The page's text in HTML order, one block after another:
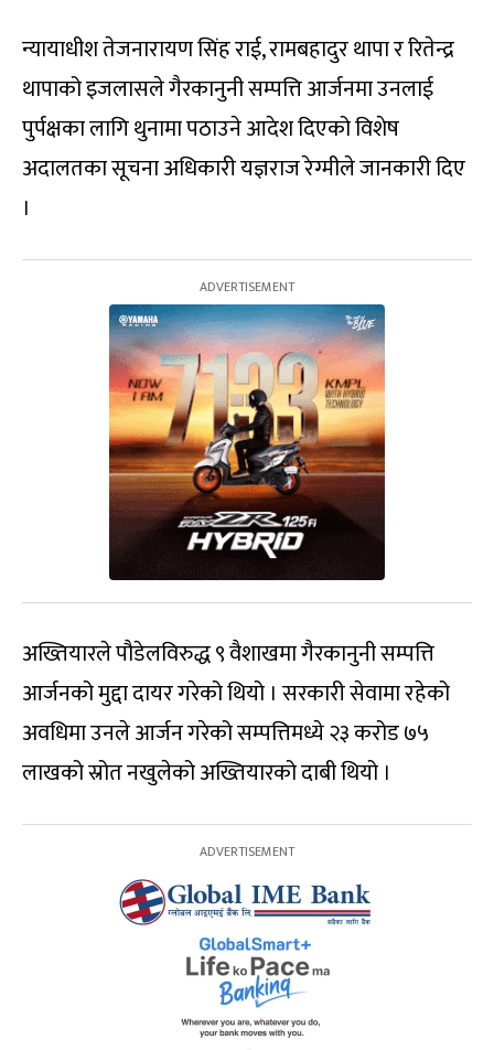
न्यायाधीश तेजनारायण सिंह राई, रामबहादुर थापा र रितेन्द्र
थापाको इजलासले गैरकानुनी सम्पत्ति आर्जनमा उनलाई
पुर्पक्षका लागि थुनामा पठाउने आदेश दिएको विशेष
अदालतका सूचना अधिकारी यज्ञराज रेग्मीले जानकारी दिए
।
अख्तियारले पौडेलविरुद्ध ९ वैशाखमा गैरकानुनी सम्पत्ति
आर्जनको मुद्दा दायर गरेको थियो । सरकारी सेवामा रहेको
अवधिमा उनले आर्जन गरेको सम्पत्तिमध्ये २३ करोड ७५
लाखको स्रोत नखुलेको अख्तियारको दाबी थियो ।